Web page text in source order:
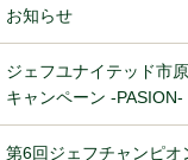
お知らせ
ジェフユナイテッド市
キャンペーン ‐PASION-
第6回ジェフチャンピ